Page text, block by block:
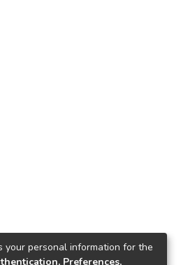
your personal information for the
Preferences,